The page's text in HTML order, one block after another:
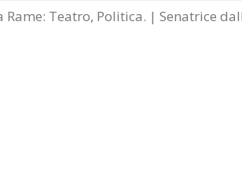
Rame: Teatro, Politica. | Senatrice